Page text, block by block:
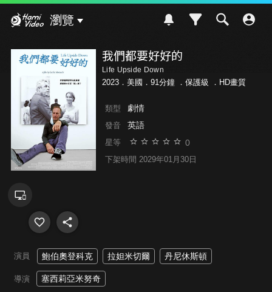
瀏覽
我們都要好好的
Life Upside Down
2023．美國．91分鐘 ． 保護級 ．HD畫質
類型 劇情
發音 英語
星等 0
下架時間 2029年01月30日
演員 鮑伯奧登科克 拉妲米切爾 丹尼休斯頓
導演 塞西莉亞米努奇